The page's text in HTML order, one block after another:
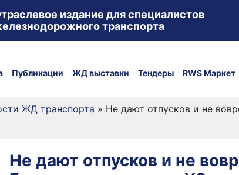
издание для специалистов
транспорта
Публикации ЖД выставки Тендеры RWS Маркет
ЖД транспорта » Не дают отпусков и не
Не дают отпусков и не